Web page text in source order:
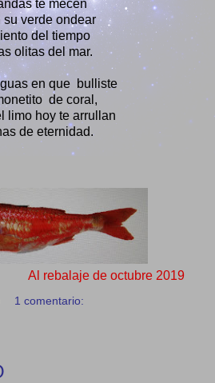
te mecen
su verde ondear
del tiempo
olitas del mar.
en que bulliste
de coral,
limo hoy te arrullan
de eternidad.
Al rebalaje de octubre 2019
1 comentario: